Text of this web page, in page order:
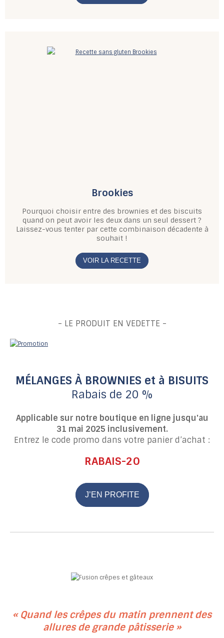
Brookies
Pourquoi choisir entre des brownies et des biscuits
quand on peut avoir les deux dans un seul dessert ?
Laissez-vous tenter par cette combinaison décadente à
souhait !
VOIR LA RECETTE
- LE PRODUIT EN VEDETTE -
MÉLANGES À BROWNIES et à BISUITS
Rabais de 20 %
Applicable sur notre boutique en ligne jusqu'au
31 mai 2025 inclusivement.
Entrez le code promo dans votre panier d’achat :
RABAIS-20
J’EN PROFITE
« Quand les crêpes du matin prennent des
allures de grande pâtisserie »